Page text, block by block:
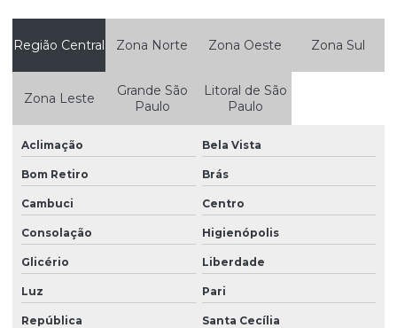
Módulos habitacionais no ES
Módulos habitacionais no espírito santo
Módulos habitacionais personalizados
Módulos habitacionais preço
Personalização de módulos habitacionais
Projetos e fabricação modular
Reforma de container
Soluções em containers
Soluções modulares sob medida
Tiny houses
Região Central Zona Norte Zona Oeste Zona Sul
Zona Leste
Grande São
Paulo
Litoral de São
Paulo
Aclimação Bela Vista
Bom Retiro Brás
Cambuci Centro
Consolação Higienópolis
Glicério Liberdade
Luz Pari
República Santa Cecília